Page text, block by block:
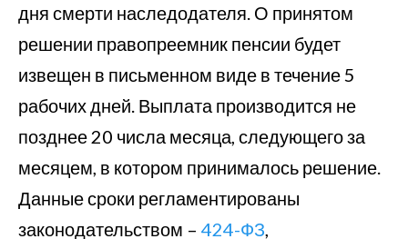
дня смерти наследодателя. О принятом
решении правопреемник пенсии будет
извещен в письменном виде в течение 5
рабочих дней. Выплата производится не
позднее 20 числа месяца, следующего за
месяцем, в котором принималось решение.
Данные сроки регламентированы
законодательством – 424-ФЗ,